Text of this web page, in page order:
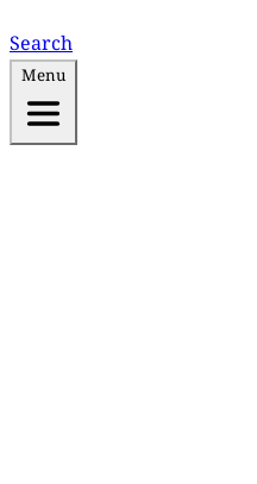
Search
Menu